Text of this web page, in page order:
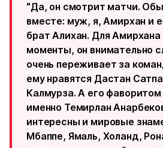
"Да, он смотрит матчи.
вместе: муж, я, Амирхан и
брат Алихан. Для
моменты, он внимательно
очень переживает за
ему нравятся Дастан
Калмурза. А его фаворитом
именно Темирлан
интересны и мировые
Мбаппе, Ямаль, Холанд,